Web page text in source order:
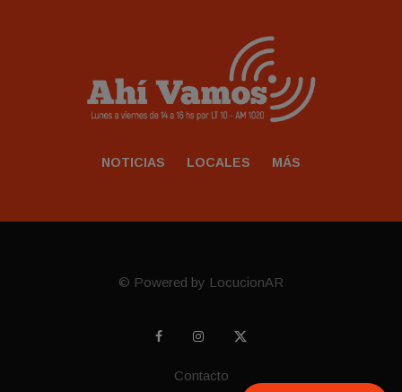
NOTICIAS LOCALES MÁS
© Powered by LocucionAR
Contacto